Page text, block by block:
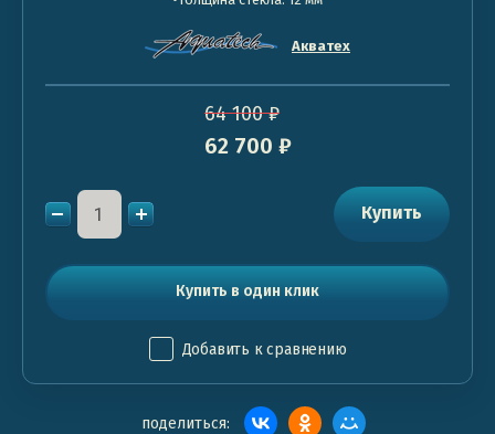
Акватех
64 100₽
62 700 ₽
Купить
Купить в один клик
Добавить к сравнению
поделиться: